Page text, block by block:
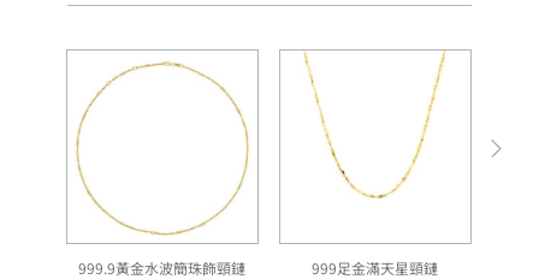
999.9黃金水波簡珠飾頸鏈 999足金滿天星頸鏈